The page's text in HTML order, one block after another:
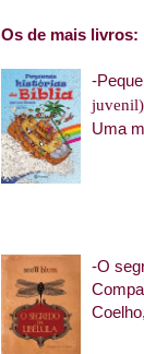
Os de mais livros:
-Pequ
juvenil)
Uma
-O se